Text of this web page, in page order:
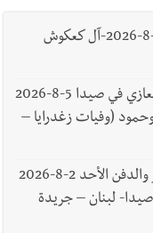
وفاة الحاجة رقية محمد حمودة -الدفن -6-8-2026-آل كعكوش
وفاة مصطفى محمد موسى 3-8-2026 والتعازي في صيدا 5-8-2026
(وفيات زغدرايا –
وفاة الشاب موسى محمد خلف عبد العزيز والدفن الأحد 2-8-2026
صيدا- لبنان – جريدة